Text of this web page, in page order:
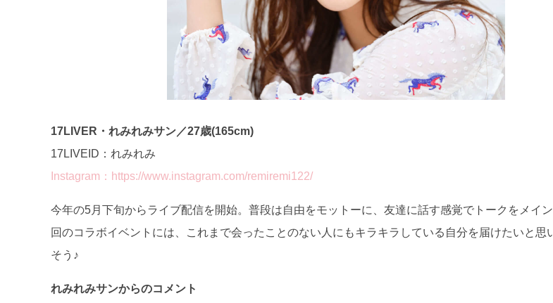
17LIVER・れみれみサン／27歳(165cm)
17LIVEID：れみれみ
Instagram：https://www.instagram.com/remiremi122/
今年の5月下旬からライブ配信を開始。普段は自由をモットーに、友達に話す感覚でトークをメイ
回のコラボイベントには、これまで会ったことのない人にもキラキラしている自分を届けたいと思
そう♪
れみれみサンからのコメント